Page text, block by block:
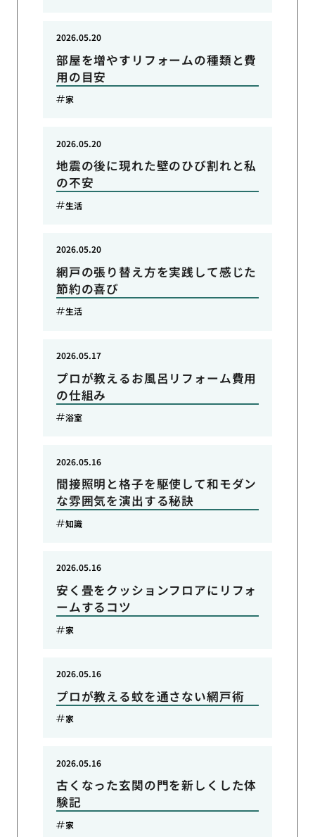
部屋を増やすリフォームの種類と費
用の目安
2026.05.20
家
地震の後に現れた壁のひび割れと私
の不安
2026.05.20
生活
網戸の張り替え方を実践して感じた
節約の喜び
2026.05.20
生活
プロが教えるお風呂リフォーム費用
の仕組み
2026.05.17
浴室
間接照明と格子を駆使して和モダン
な雰囲気を演出する秘訣
2026.05.16
知識
安く畳をクッションフロアにリフォ
ームするコツ
2026.05.16
家
プロが教える蚊を通さない網戸術
2026.05.16
家
古くなった玄関の門を新しくした体
験記
2026.05.16
家